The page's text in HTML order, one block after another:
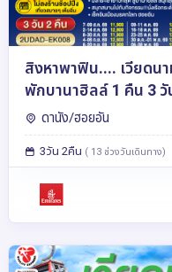
สิงหาพาฟิน.... เวียดน
พักบานาฮิลล์ 1 คืน 3 วัน 2คืน โดยสายการบิน
ดานัง/ฮอยอัน
3วัน 2คืน ( 13 ช่วงวันเดินทาง)